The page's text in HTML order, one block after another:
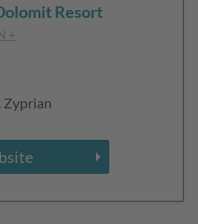
Resort
+
Zyprian